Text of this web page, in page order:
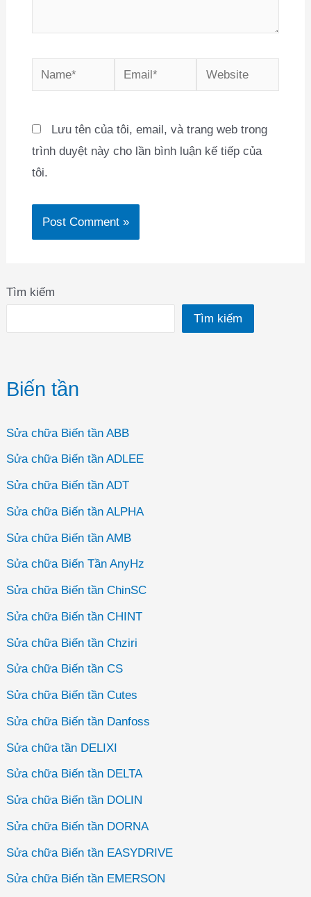
Tìm kiếm
Tìm kiếm
Biến tần
Sửa chữa Biến tần ABB
Sửa chữa Biến tần ADLEE
Sửa chữa Biến tần ADT
Sửa chữa Biến tần ALPHA
Sửa chữa Biến tần AMB
Sửa chữa Biến Tần AnyHz
Sửa chữa Biến tần ChinSC
Sửa chữa Biến tần CHINT
Sửa chữa Biến tần Chziri
Sửa chữa Biến tần CS
Sửa chữa Biến tần Cutes
Sửa chữa Biến tần Danfoss
Sửa chữa tần DELIXI
Sửa chữa Biến tần DELTA
Sửa chữa Biến tần DOLIN
Sửa chữa Biến tần DORNA
Sửa chữa Biến tần EASYDRIVE
Sửa chữa Biến tần EMERSON
Name* Email* Website
Lưu tên của tôi, email, và trang web trong
trình duyệt này cho lần bình luận kế tiếp của
tôi.